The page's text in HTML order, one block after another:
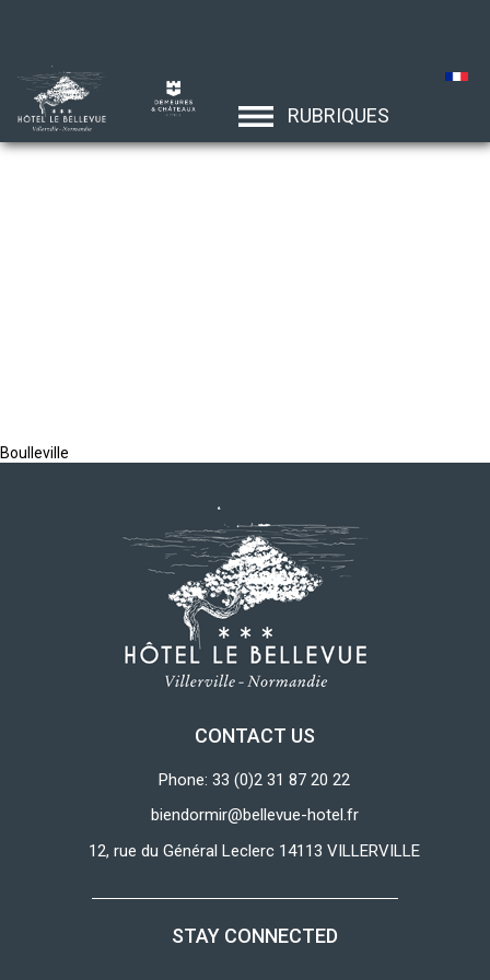
RUBRIQUES
Boulleville
CONTACT US
Phone: 33 (0)2 31 87 20 22
biendormir@bellevue-hotel.fr
12, rue du Général Leclerc 14113 VILLERVILLE
STAY CONNECTED